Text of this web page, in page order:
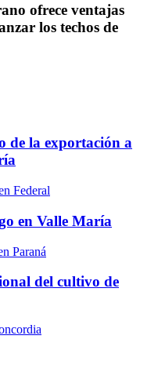
ofrece ventajas
los techos de
de la exportación a
Federal
en Valle María
Paraná
del cultivo de